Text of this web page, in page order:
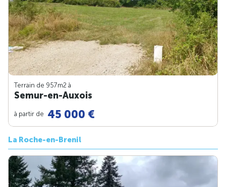
Terrain de 957m2 à
Semur-en-Auxois
à partir de 45 000 €
La Roche-en-Brenil